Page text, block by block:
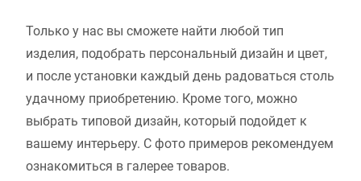
Только у нас вы сможете найти любой тип
изделия, подобрать персональный дизайн и цвет,
и после установки каждый день радоваться столь
удачному приобретению. Кроме того, можно
выбрать типовой дизайн, который подойдет к
вашему интерьеру. С фото примеров рекомендуем
ознакомиться в галерее товаров.